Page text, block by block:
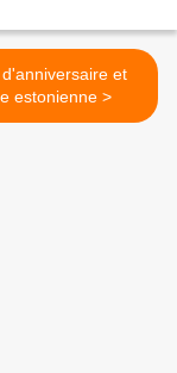
et
purge estonienne >